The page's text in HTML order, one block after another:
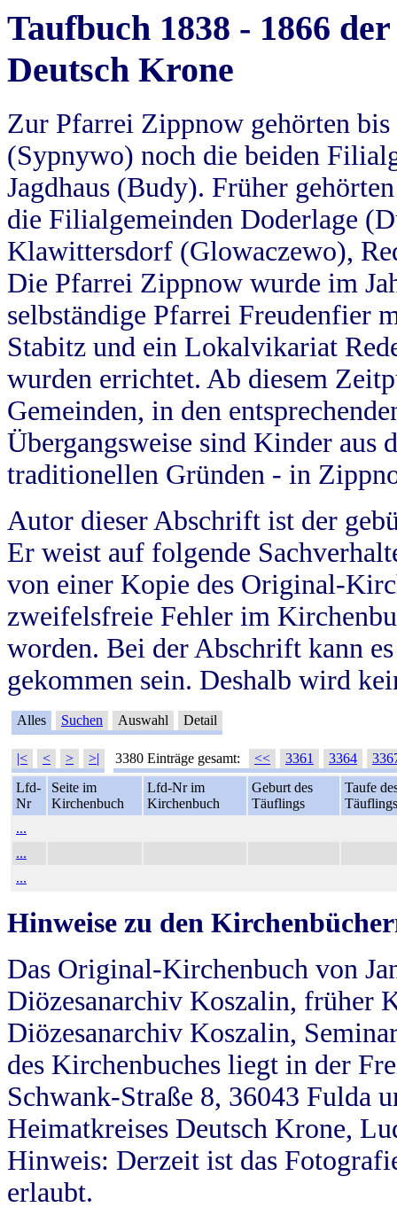
Taufbuch 1838 - 1866
Deutsch Krone
Zur Pfarrei Zippnow gehörten
(Sypnywo) noch die beiden
Jagdhaus (Budy). Früher
die Filialgemeinden Doderlage
Klawittersdorf (Glowaczewo),
Die Pfarrei Zippnow wurde im
selbständige Pfarrei Freudenfier
Stabitz und ein Lokalvikariat
wurden errichtet. Ab diesem
Gemeinden, in den
Übergangsweise sind Kinder aus
traditionellen Gründen - in
Autor dieser Abschrift ist der
Er weist auf folgende
von einer Kopie des Original-
zweifelsfreie Fehler im
worden. Bei der Abschrift kann
gekommen sein. Deshalb wird
Alles Suchen Auswahl Detail
|< < > >| 3380 Einträge gesamt: << 3361 3364
Lfd-
Nr
Seite im
Kirchenbuch
Lfd-Nr im
Kirchenbuch
Geburt des
Täuflings
Taufe
Täuflings
...
...
...
Hinweise zu den
Das Original-Kirchenbuch von
Diözesanarchiv Koszalin, früher
Diözesanarchiv Koszalin,
des Kirchenbuches liegt in der
Schwank-Straße 8, 36043 Fulda
Heimatkreises Deutsch Krone,
Hinweis: Derzeit ist das
erlaubt.